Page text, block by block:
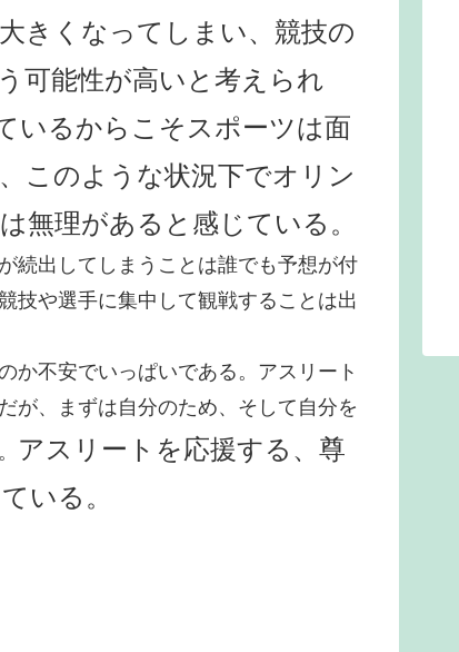
きくなってしまい、競技の
可能性が高いと考えられ
いるからこそスポーツは面
このような状況下でオリン
無理があると感じている。
続出してしまうことは誰でも予想が付
技や選手に集中して観戦することは出
か不安でいっぱいである。アスリート
が、まずは自分のため、そして自分を
アスリートを応援する、尊
いる。